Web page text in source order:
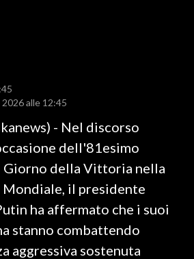
alle 12:45
- Nel discorso
dell'81esimo
Giorno della Vittoria nella
Mondiale, il presidente
ha affermato che i suoi
stanno combattendo
aggressiva sostenuta